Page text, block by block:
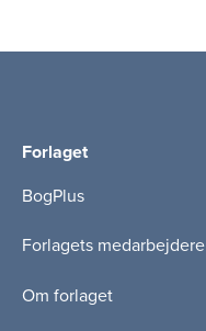
Forlaget
BogPlus
Forlagets medarbejdere
Om forlaget